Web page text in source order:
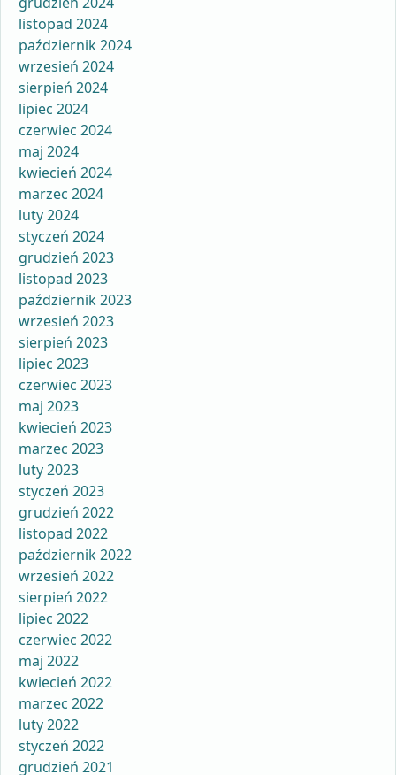
listopad 2024
październik 2024
wrzesień 2024
sierpień 2024
lipiec 2024
czerwiec 2024
maj 2024
kwiecień 2024
marzec 2024
luty 2024
styczeń 2024
grudzień 2023
listopad 2023
październik 2023
wrzesień 2023
sierpień 2023
lipiec 2023
czerwiec 2023
maj 2023
kwiecień 2023
marzec 2023
luty 2023
styczeń 2023
grudzień 2022
listopad 2022
październik 2022
wrzesień 2022
sierpień 2022
lipiec 2022
czerwiec 2022
maj 2022
kwiecień 2022
marzec 2022
luty 2022
styczeń 2022
grudzień 2021